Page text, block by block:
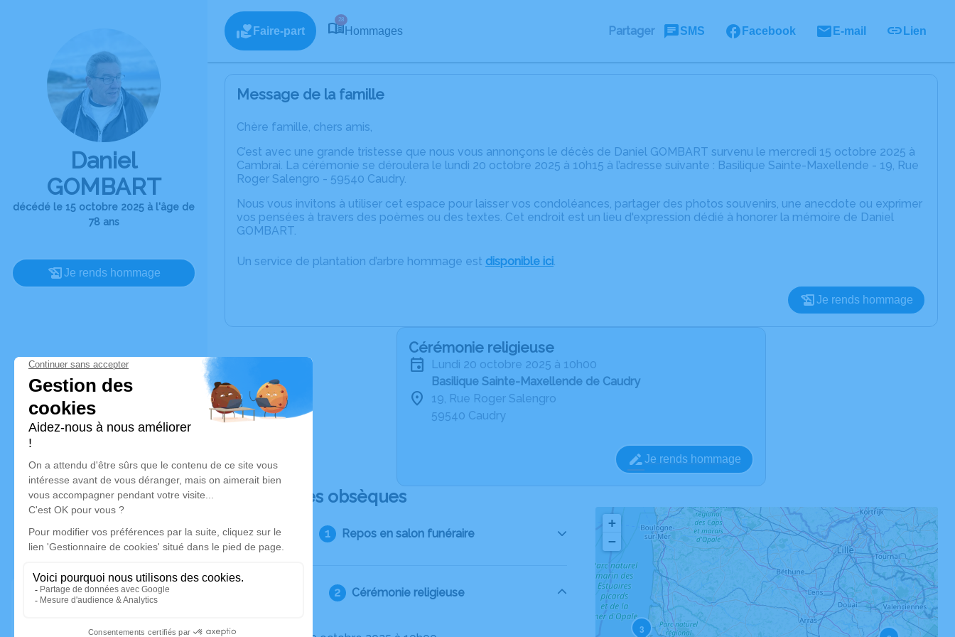
Daniel
GOMBART
décédé le 15 octobre 2025 à l'âge de
78 ans
Je rends hommage
Faire-part
28
Hommages Partager SMS Facebook E-mail Lien
Message de la famille
Chère famille, chers amis,
C’est avec une grande tristesse que nous vous annonçons le décès de Daniel GOMBART survenu le mercredi 15 octobre 2025 à
Cambrai. La cérémonie se déroulera le lundi 20 octobre 2025 à 10h15 à l’adresse suivante : Basilique Sainte-Maxellende - 19, Rue
Roger Salengro - 59540 Caudry.
Nous vous invitons à utiliser cet espace pour laisser vos condoléances, partager des photos souvenirs, une anecdote ou exprimer
vos pensées à travers des poèmes ou des textes. Cet endroit est un lieu d'expression dédié à honorer la mémoire de Daniel
GOMBART.
Un service de plantation d’arbre hommage est disponible ici.
Je rends hommage
Cérémonie religieuse
lundi 20 octobre 2025 à 10h00
Basilique Sainte-Maxellende de Caudry
19, Rue Roger Salengro
59540 Caudry
Je rends hommage
Déroulé des obsèques
Repos en salon funéraire
Cérémonie religieuse
3
+
−